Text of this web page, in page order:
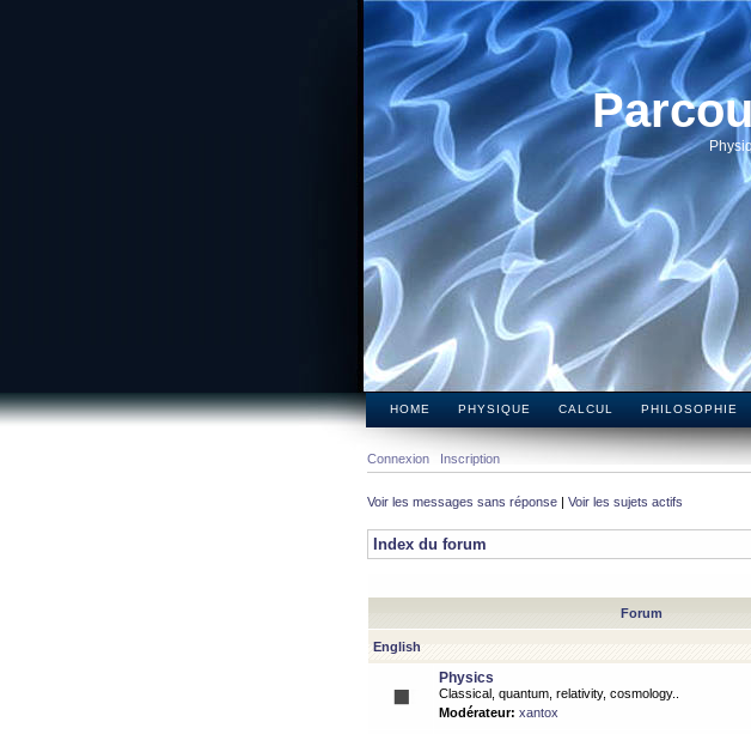
HOME PHYSIQUE CALCUL PHILOSOPHIE
Connexion Inscription
Voir les messages sans réponse | Voir les sujets actifs
Index du forum
Forum
English
Physics
Classical, quantum, relativity, cosmology..
Modérateur: xantox